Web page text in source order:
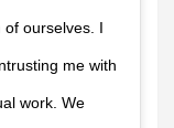
ourselves. I
me with
work. We